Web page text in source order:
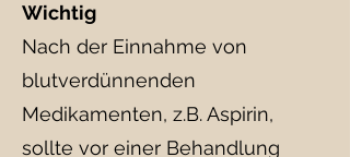
Wichtig
Nach der Einnahme von
blutverdünnenden
Medikamenten, z.B. Aspirin,
sollte vor einer Behandlung